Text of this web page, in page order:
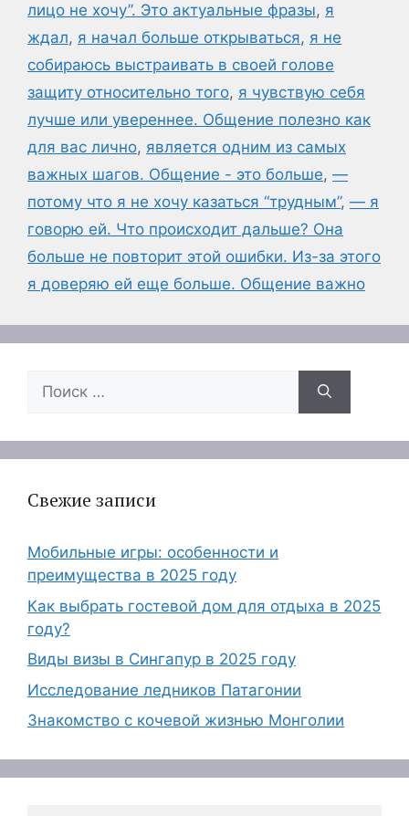
лицо не хочу”. Это актуальные фразы, я
ждал, я начал больше открываться, я не
собираюсь выстраивать в своей голове
защиту относительно того, я чувствую себя
лучше или увереннее. Общение полезно как
для вас лично, является одним из самых
важных шагов. Общение - это больше, —
потому что я не хочу казаться “трудным”, — я
говорю ей. Что происходит дальше? Она
больше не повторит этой ошибки. Из-за этого
я доверяю ей еще больше. Общение важно
Поиск:
Свежие записи
Мобильные игры: особенности и
преимущества в 2025 году
Как выбрать гостевой дом для отдыха в 2025
году?
Виды визы в Сингапур в 2025 году
Исследование ледников Патагонии
Знакомство с кочевой жизнью Монголии